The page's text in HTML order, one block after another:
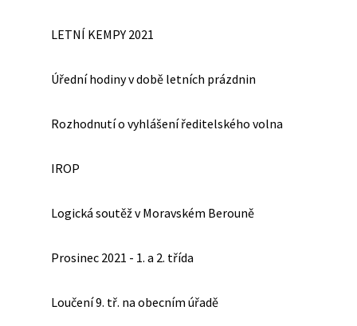
LETNÍ KEMPY 2021
Úřední hodiny v době letních prázdnin
Rozhodnutí o vyhlášení ředitelského volna
IROP
Logická soutěž v Moravském Berouně
Prosinec 2021 - 1. a 2. třída
Loučení 9. tř. na obecním úřadě